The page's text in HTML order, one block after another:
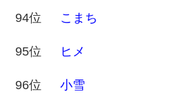
94位 こまち
95位 ヒメ
96位 小雪